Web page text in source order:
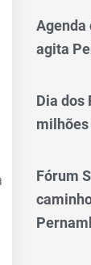
Agenda
agita
Dia dos
Fórum